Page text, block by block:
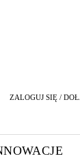
ZALOGUJ SIĘ /